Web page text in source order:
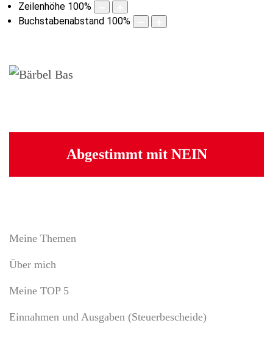
Zeilenhöhe 100%
Buchstabenabstand 100%
Abgestimmt mit NEIN
Meine Themen
Über mich
Meine TOP 5
Einnahmen und Ausgaben (Steuerbescheide)